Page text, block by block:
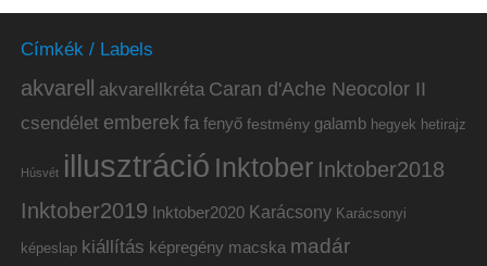
Címkék / Labels
akvarell akvarellkréta Caran d'Ache Neocolor II
csendélet emberek fa fenyő festmény galamb hegyek hetirajz
Húsvét illusztráció Inktober Inktober2018
Inktober2019 Inktober2020 Karácsony Karácsonyi
képeslap kiállítás képregény macska madár